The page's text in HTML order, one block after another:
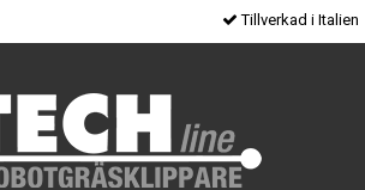
Tillverkad i Italien